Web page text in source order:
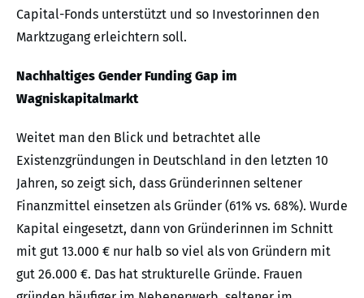
Capital-Fonds unterstützt und so Investorinnen den
Marktzugang erleichtern soll.
Nachhaltiges Gender Funding Gap im
Wagniskapitalmarkt
Weitet man den Blick und betrachtet alle
Existenzgründungen in Deutschland in den letzten 10
Jahren, so zeigt sich, dass Gründerinnen seltener
Finanzmittel einsetzen als Gründer (61% vs. 68%). Wurde
Kapital eingesetzt, dann von Gründerinnen im Schnitt
mit gut 13.000 € nur halb so viel als von Gründern mit
gut 26.000 €. Das hat strukturelle Gründe. Frauen